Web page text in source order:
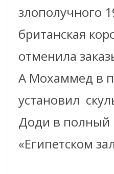
злополучного
британская
отменила
А Мохаммед в
установил
Доди в полный
«Египетском